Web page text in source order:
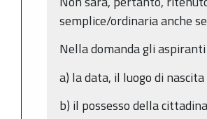
semplice/ordinaria anche
Nella domanda gli
a) la data, il luogo di
b) il possesso della